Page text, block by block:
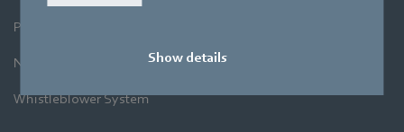
Show details
Privacyverklaring
Nieuwsbrief
Whistleblower System